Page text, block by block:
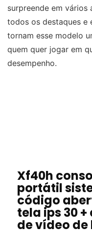
surpreende em vários
todos os destaques e
tornam esse modelo
quem quer jogar em
desempenho.
Xf40h
portátil
código
tela ips 30
de vídeo